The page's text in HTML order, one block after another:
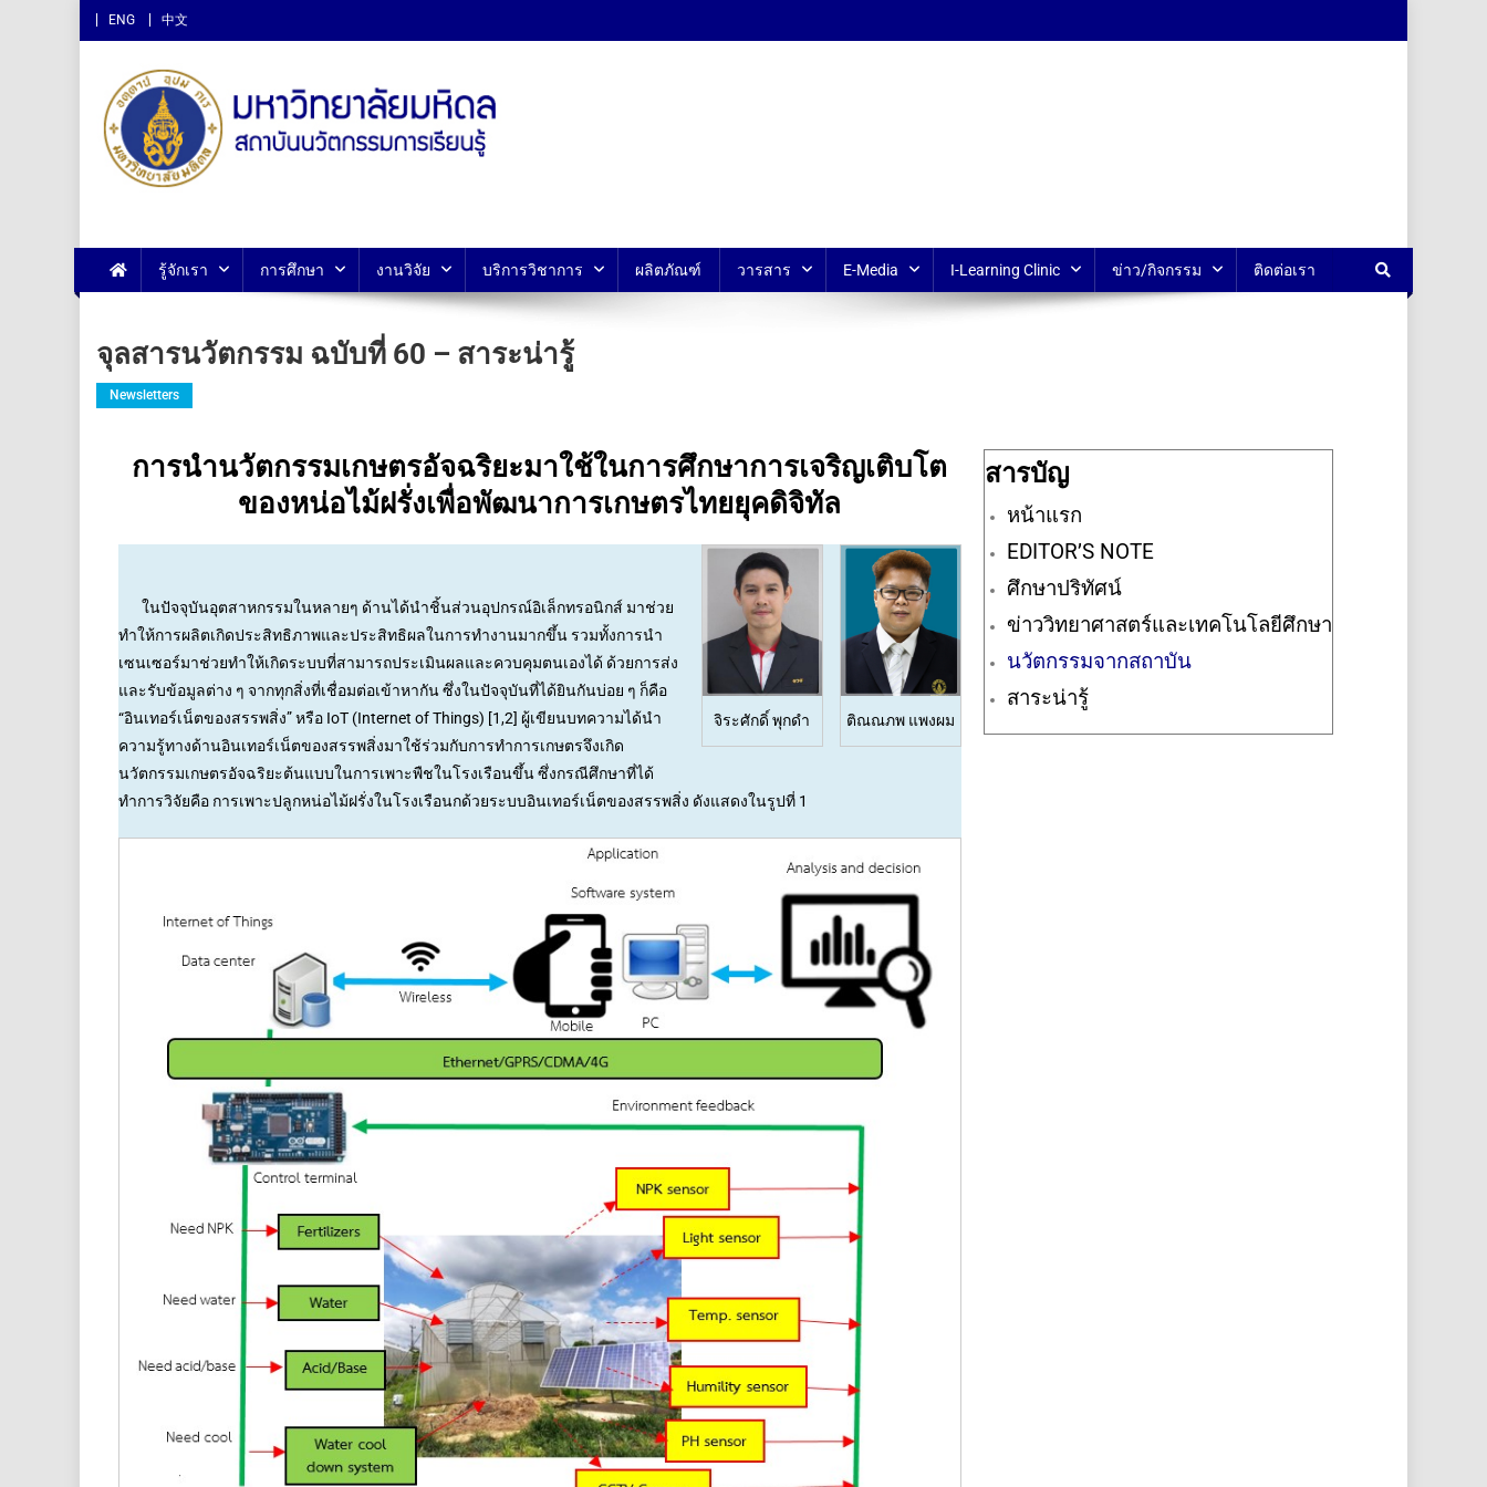
ENG 中文
สถาบันนวัตกรรมการเรียนรู้ ม.มหิดล
รู้จักเรา การศึกษา งานวิจัย บริการวิชาการ ผลิตภัณฑ์ วารสาร E-Media I-Learning Clinic ข่าว/กิจกรรม ติดต่อเรา
จุลสารนวัตกรรม ฉบับที่ 60 – สาระน่ารู้
Newsletters
การนำนวัตกรรมเกษตรอัจฉริยะมาใช้ในการศึกษาการเจริญเติบโต
ของหน่อไม้ฝรั่งเพื่อพัฒนาการเกษตรไทยยุคดิจิทัล
ติณณภพ แพงผม
จิระศักดิ์ พุกดำ
ในปัจจุบันอุตสาหกรรมในหลายๆ ด้านได้นำชิ้นส่วนอุปกรณ์อิเล็กทรอนิกส์ มาช่วย
ทำให้การผลิตเกิดประสิทธิภาพและประสิทธิผลในการทำงานมากขึ้น รวมทั้งการนำ
เซนเซอร์มาช่วยทำให้เกิดระบบที่สามารถประเมินผลและควบคุมตนเองได้ ด้วยการส่ง
และรับข้อมูลต่าง ๆ จากทุกสิ่งที่เชื่อมต่อเข้าหากัน ซึ่งในปัจจุบันที่ได้ยินกันบ่อย ๆ ก็คือ
“อินเทอร์เน็ตของสรรพสิ่ง” หรือ IoT (Internet of Things) [1,2] ผู้เขียนบทความได้นำ
ความรู้ทางด้านอินเทอร์เน็ตของสรรพสิ่งมาใช้ร่วมกับการทำการเกษตรจึงเกิด
นวัตกรรมเกษตรอัจฉริยะต้นแบบในการเพาะพืชในโรงเรือนขึ้น ซึ่งกรณีศึกษาที่ได้
ทำการวิจัยคือ การเพาะปลูกหน่อไม้ฝรั่งในโรงเรือนกด้วยระบบอินเทอร์เน็ตของสรรพสิ่ง ดังแสดงในรูปที่ 1
สารบัญ
หน้าแรก
EDITOR’S NOTE
ศึกษาปริทัศน์
ข่าววิทยาศาสตร์และเทคโนโลยีศึกษา
นวัตกรรมจากสถาบัน
สาระน่ารู้